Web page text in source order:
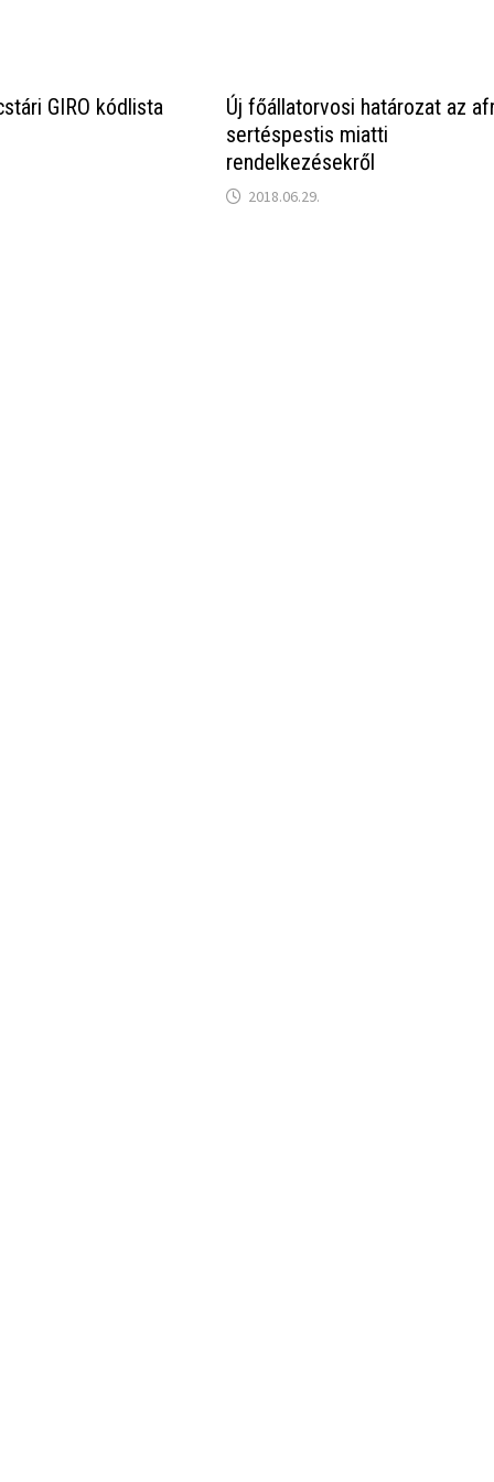
GIRO kódlista
Új főállatorvosi határozat az
sertéspestis miatti
rendelkezésekről
2018.06.29.